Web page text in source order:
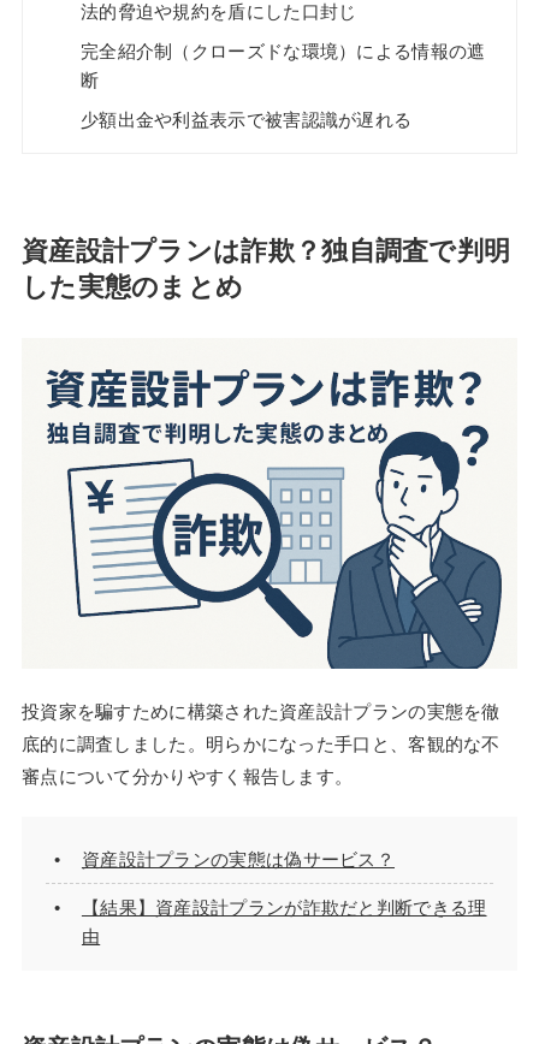
法的脅迫や規約を盾にした口封じ
完全紹介制（クローズドな環境）による情報の遮
断
少額出金や利益表示で被害認識が遅れる
資産設計プランは詐欺？独自調査で判明
した実態のまとめ
投資家を騙すために構築された資産設計プランの実態を徹
底的に調査しました。明らかになった手口と、客観的な不
審点について分かりやすく報告します。
資産設計プランの実態は偽サービス？
【結果】資産設計プランが詐欺だと判断できる理
由